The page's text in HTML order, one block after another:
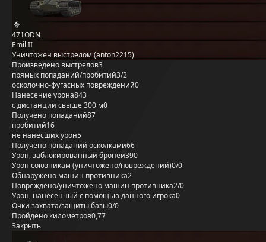
471ODN
Emil II
Уничтожен выстрелом (anton2215)
Произведено выстрелов3
прямых попаданий/пробитий3/2
осколочно-фугасных повреждений0
Нанесение урона843
с дистанции свыше 300 м0
Получено попаданий87
пробитий16
не нанёсших урон5
Получено попаданий осколками66
Урон, заблокированный бронёй390
Урон союзникам (уничтожено/повреждений)0/0
Обнаружено машин противника2
Повреждено/уничтожено машин противника2/0
Урон, нанесённый с помощью данного игрока0
Очки захвата/защиты базы0/0
Пройдено километров0,77
Закрыть